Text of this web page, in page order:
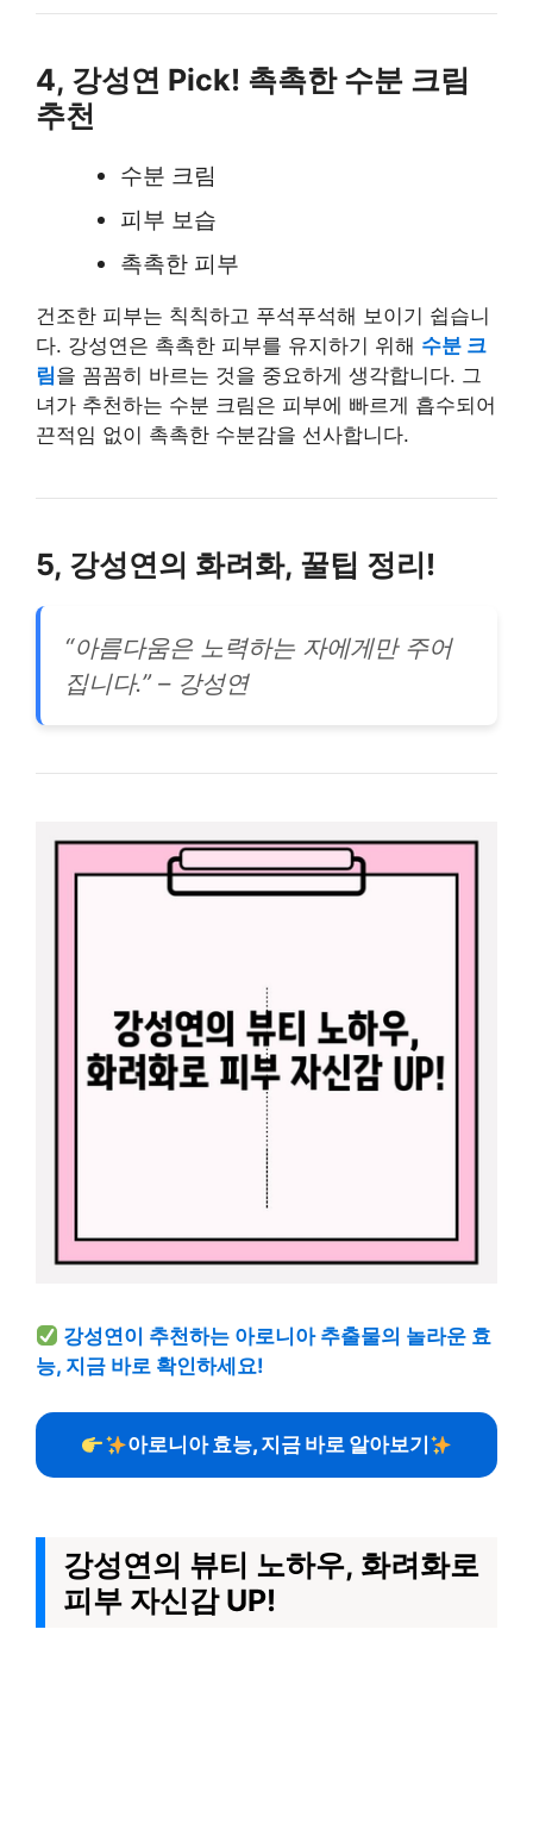
4, 강성연 Pick! 촉촉한 수분 크림
추천
수분 크림
피부 보습
촉촉한 피부
건조한 피부는 칙칙하고 푸석푸석해 보이기 쉽습니
다. 강성연은 촉촉한 피부를 유지하기 위해 수분 크
림을 꼼꼼히 바르는 것을 중요하게 생각합니다. 그
녀가 추천하는 수분 크림은 피부에 빠르게 흡수되어
끈적임 없이 촉촉한 수분감을 선사합니다.
5, 강성연의 화려화, 꿀팁 정리!
“아름다움은 노력하는 자에게만 주어
집니다.” – 강성연
강성연이 추천하는 아로니아 추출물의 놀라운 효
능, 지금 바로 확인하세요!
아로니아 효능, 지금 바로 알아보기
강성연의 뷰티 노하우, 화려화로
피부 자신감 UP!